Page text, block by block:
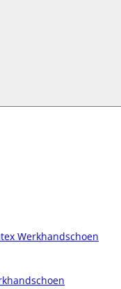
Werkhandschoen